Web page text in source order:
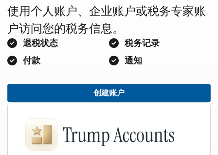
使用个人账户、企业账户或税务专家账
户访问您的税务信息。
退税状态
税务记录
付款
通知
创建账户